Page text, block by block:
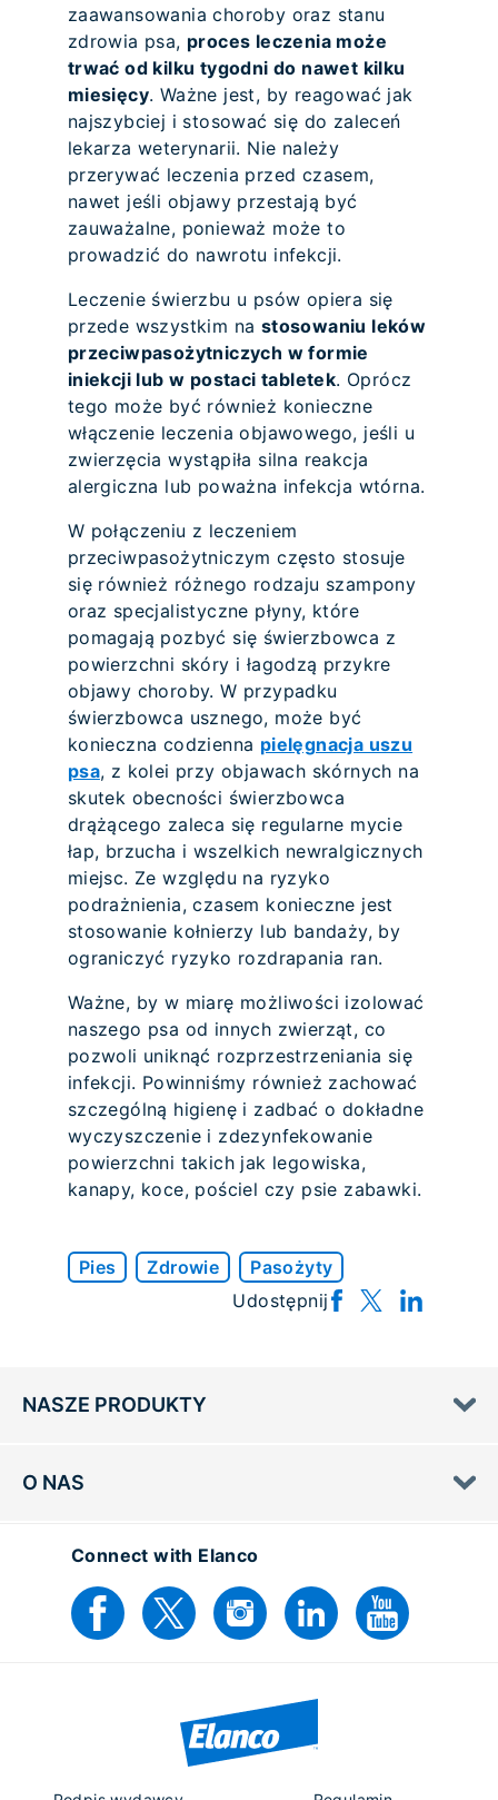
zaawansowania choroby oraz stanu
zdrowia psa, proces leczenia może
trwać od kilku tygodni do nawet kilku
miesięcy. Ważne jest, by reagować jak
najszybciej i stosować się do zaleceń
lekarza weterynarii. Nie należy
przerywać leczenia przed czasem,
nawet jeśli objawy przestają być
zauważalne, ponieważ może to
prowadzić do nawrotu infekcji.
Leczenie świerzbu u psów opiera się
przede wszystkim na stosowaniu leków
przeciwpasożytniczych w formie
iniekcji lub w postaci tabletek. Oprócz
tego może być również konieczne
włączenie leczenia objawowego, jeśli u
zwierzęcia wystąpiła silna reakcja
alergiczna lub poważna infekcja wtórna.
W połączeniu z leczeniem
przeciwpasożytniczym często stosuje
się również różnego rodzaju szampony
oraz specjalistyczne płyny, które
pomagają pozbyć się świerzbowca z
powierzchni skóry i łagodzą przykre
objawy choroby. W przypadku
świerzbowca usznego, może być
konieczna codzienna pielęgnacja uszu
psa, z kolei przy objawach skórnych na
skutek obecności świerzbowca
drążącego zaleca się regularne mycie
łap, brzucha i wszelkich newralgicznych
miejsc. Ze względu na ryzyko
podrażnienia, czasem konieczne jest
stosowanie kołnierzy lub bandaży, by
ograniczyć ryzyko rozdrapania ran.
Ważne, by w miarę możliwości izolować
naszego psa od innych zwierząt, co
pozwoli uniknąć rozprzestrzeniania się
infekcji. Powinniśmy również zachować
szczególną higienę i zadbać o dokładne
wyczyszczenie i zdezynfekowanie
powierzchni takich jak legowiska,
kanapy, koce, pościel czy psie zabawki.
Pies Zdrowie
Pasożyty
Udostępnij
NASZE PRODUKTY
O NAS
Connect with Elanco